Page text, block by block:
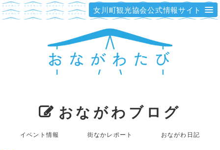
女川町観光協会公式情報サイト
おながわブログ
イベント情報 街なかレポート おながわ日記